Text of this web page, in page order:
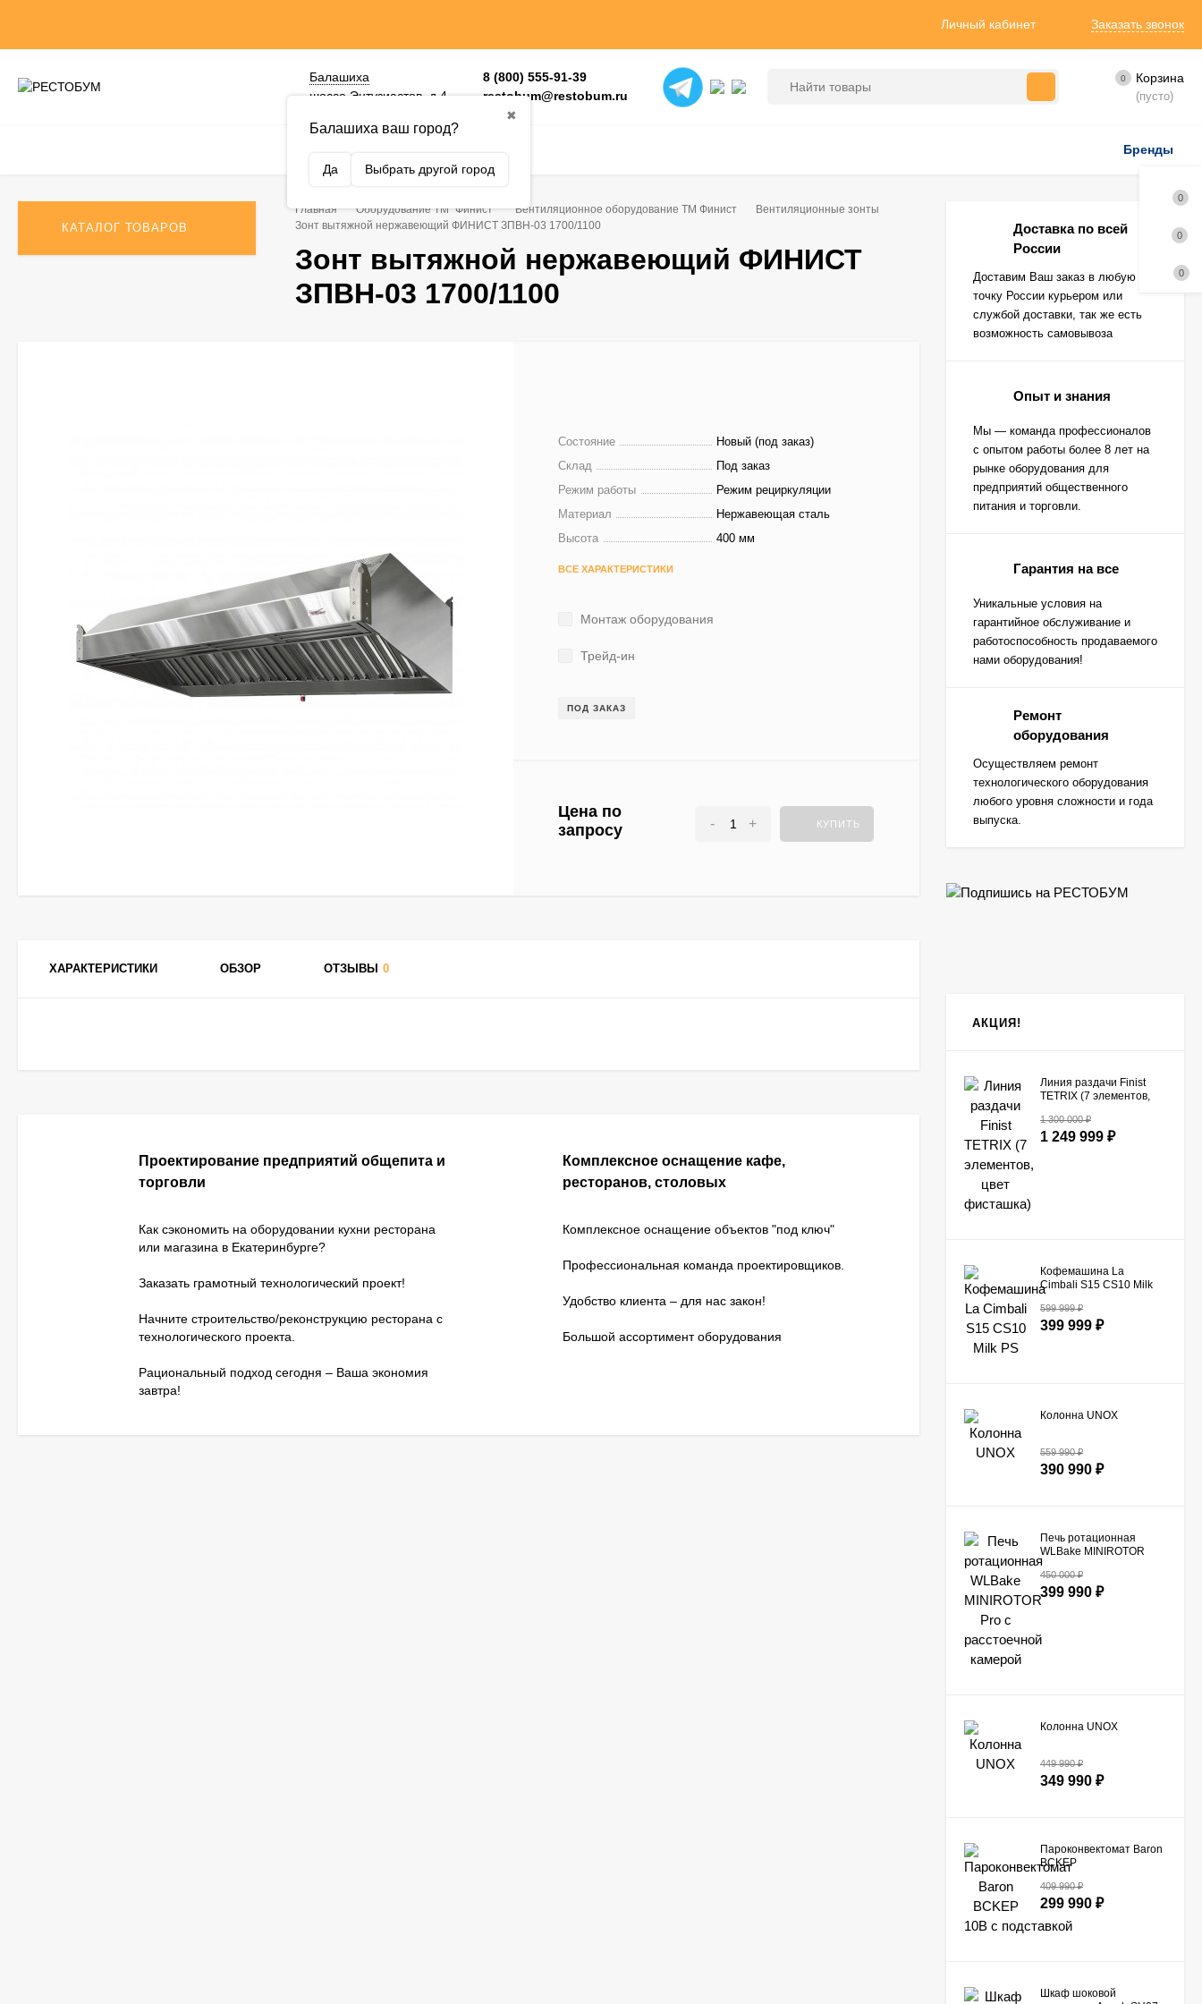
Личный кабинет Заказать звонок
Балашиха
✖
Балашиха ваш город?
Да Выбрать другой город
шоссе Энтузиастов, д 4
8 (800) 555-91-39
restobum@restobum.ru
0 Корзина
(пусто)
Бренды
КАТАЛОГ ТОВАРОВ
Главная Оборудование ТМ "Финист" Вентиляционное оборудование ТМ Финист
Вентиляционные зонты
Зонт вытяжной нержавеющий ФИНИСТ ЗПВН-03 1700/1100
Зонт вытяжной нержавеющий ФИНИСТ
ЗПВН-03 1700/1100
Состояние
Новый (под заказ)
Склад
Под заказ
Режим работы
Режим рециркуляции
Материал
Нержавеющая сталь
Высота
400 мм
ВСЕ ХАРАКТЕРИСТИКИ
Монтаж оборудования
Трейд-ин
ПОД ЗАКАЗ
Цена по
запросу
- + КУПИТЬ
ХАРАКТЕРИСТИКИ ОБЗОР ОТЗЫВЫ 0
Проектирование предприятий общепита и
торговли
Как сэкономить на оборудовании кухни ресторана
или магазина в Екатеринбурге?
Заказать грамотный технологический проект!
Начните строительство/реконструкцию ресторана с
технологического проекта.
Рациональный подход сегодня – Ваша экономия
завтра!
Комплексное оснащение кафе,
ресторанов, столовых
Комплексное оснащение объектов "под ключ"
Профессиональная команда проектировщиков.
Удобство клиента – для нас закон!
Большой ассортимент оборудования
Доставка по всей
России
Доставим Ваш заказ в любую
точку России курьером или
службой доставки, так же есть
возможность самовывоза
Опыт и знания
Мы — команда профессионалов
с опытом работы более 8 лет на
рынке оборудования для
предприятий общественного
питания и торговли.
Гарантия на все
Уникальные условия на
гарантийное обслуживание и
работоспособность продаваемого
нами оборудования!
Ремонт
оборудования
Осуществляем ремонт
технологического оборудования
любого уровня сложности и года
выпуска.
АКЦИЯ!
Линия раздачи Finist
TETRIX (7 элементов,
1 300 000₽
1 249 999 ₽
Кофемашина La
Cimbali S15 CS10 Milk
599 999₽
399 999 ₽
Колонна UNOX
559 990₽
390 990 ₽
Печь ротационная
WLBake MINIROTOR
Pro с расстоечной
камерой
450 000₽
399 990 ₽
Колонна UNOX
449 990₽
349 990 ₽
Пароконвектомат Baron
BCKEP
409 990₽
299 990 ₽
Шкаф шоковой
0
0
0